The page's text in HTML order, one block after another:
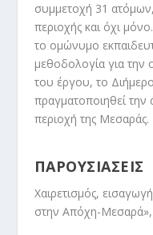
συμμετοχή 31 ατόμων,
περιοχής και όχι
το ομώνυμο
μεθοδολογία για την
του έργου, το
πραγματοποιηθεί την
περιοχή της Μεσαράς.
ΠΑΡΟΥΣΙΑΣΕΙΣ
Χαιρετισμός,
στην Απόχη-